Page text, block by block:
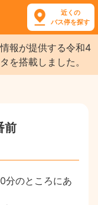
近くの
バス停を探す
報が提供する令和4
を搭載しました。
前
分のところにあ